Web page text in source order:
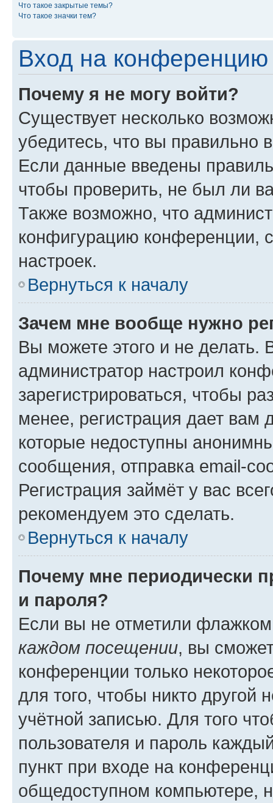
Что такое закрытые темы?
Что такое значки тем?
Вход на конференцию
Почему я не могу войти?
Существует несколько
убедитесь, что вы правильно
Если данные введены
чтобы проверить, не был ли
Также возможно, что
конфигурацию конференции,
настроек.
Вернуться к началу
Зачем мне вообще нужно
Вы можете этого и не делать.
администратор настроил
зарегистрироваться, чтобы
менее, регистрация дает вам
которые недоступны
сообщения, отправка email-
Регистрация займёт у вас
рекомендуем это сделать.
Вернуться к началу
Почему мне периодически
и пароля?
Если вы не отметили
каждом посещении, вы
конференции только
для того, чтобы никто другой
учётной записью. Для того
пользователя и пароль
пункт при входе на
общедоступном компьютере,